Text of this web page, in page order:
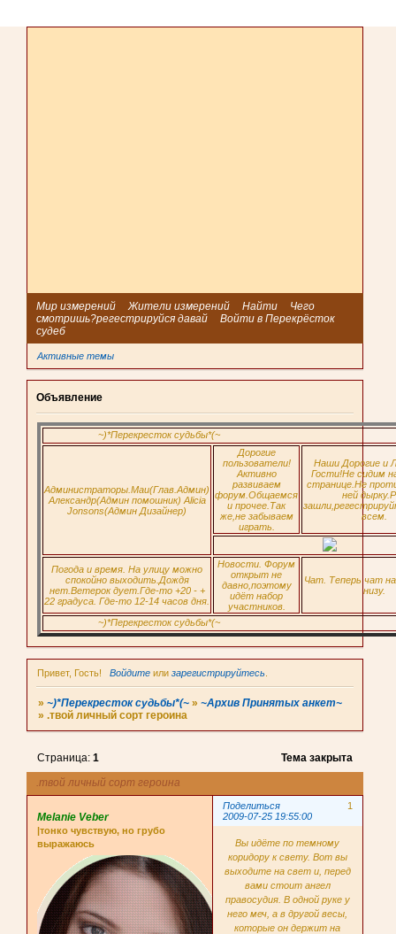
Мир измерений Жители измерений Найти
Чего
смотришь?регестрируйся давай
Войти в Перекрёсток
судеб
Активные темы
Объявление
~)*Перекресток судьбы*(~
Администраторы.Маи(Глав.Админ)
Александр(Админ помошник) Alicia
Jonsons(Админ Дизайнер)
Дорогие
пользователи!
Активно
развиваем
форум.Общаемся
и прочее.Так
же,не забываем
играть.
Наши Дорогие и
Гости!Не сидим
странице.Не
ней
всем.
Погода и время. На улицу можно
спокойно выходить.Дождя
нет.Ветерок дует.Где-то +20 - +
22 градуса. Где-то 12-14 часов дня.
Новости. Форум
открыт не
давно,поэтому
идёт набор
участников.
Чат. Теперь чат
низу.
~)*Перекресток судьбы*(~
Привет, Гость! Войдитеили зарегистрируйтесь
»~)*Перекресток судьбы*(~ »~Архив Принятых анкет~
».твой личный сорт героина
.твой личный сорт героина
Страница:1 Тема закрыта
Поделиться
1
2009-07-25 19:55:00
Melanie Veber
|тонко чувствую, но грубо
выражаюсь
Вы идёте по темному
коридору к свету. Вот вы
выходите на свет и, перед
вами стоит ангел
правосудия. В одной руке у
него меч, а в другой весы,
которые он держит на